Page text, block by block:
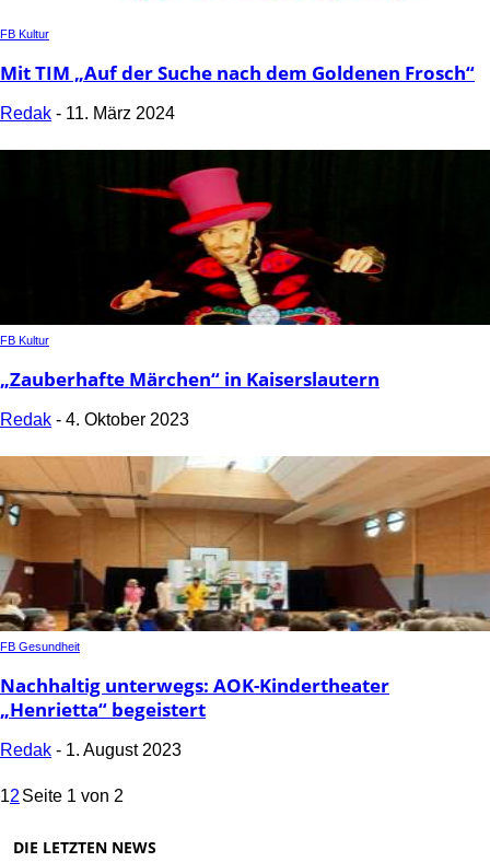
FB Kultur
Mit TIM „Auf der Suche nach dem Goldenen Frosch“
Redak - 11. März 2024
FB Kultur
„Zauberhafte Märchen“ in Kaiserslautern
Redak - 4. Oktober 2023
FB Gesundheit
Nachhaltig unterwegs: AOK-Kindertheater
„Henrietta“ begeistert
Redak - 1. August 2023
12 Seite 1 von 2
DIE LETZTEN NEWS